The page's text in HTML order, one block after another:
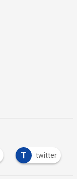
T twitter